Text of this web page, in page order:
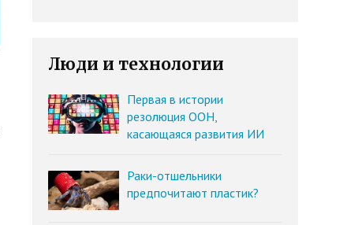
Люди и технологии
Первая в истории
резолюция ООН,
касающаяся развития ИИ
Раки-отшельники
предпочитают пластик?